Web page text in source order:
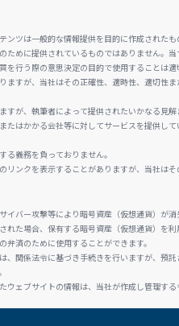
ツは一般的な情報提供を目的に作成され
めに提供されているものではありません
行う際の意思決定の目的で使用することは適
すが、当社はその正確性、適時性、適切
が、執筆者によって提供されたいかなる見
はかかる会社等に対してサービスを提供
義務を負っておりません。
ンクを表示することがありますが、当社は
バー攻撃等により暗号資産（仮想通貨）が
た場合、保有する暗号資産（仮想通貨）を利
済のために使用することができます。
関係法令に基づき手続きを行いますが、
ェブサイトの情報は、当社が作成し管理する